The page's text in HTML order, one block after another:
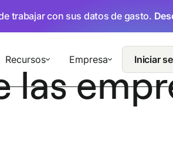
trabajar con sus datos de gasto.
Recursos Empresa Iniciar
las